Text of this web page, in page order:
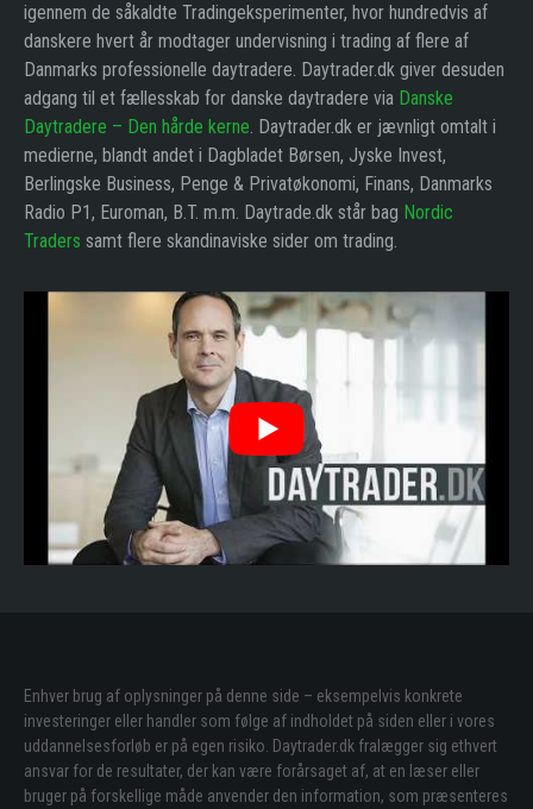
igennem de såkaldte Tradingeksperimenter, hvor hundredvis af
danskere hvert år modtager undervisning i trading af flere af
Danmarks professionelle daytradere. Daytrader.dk giver desuden
adgang til et fællesskab for danske daytradere via Danske
Daytradere – Den hårde kerne. Daytrader.dk er jævnligt omtalt i
medierne, blandt andet i Dagbladet Børsen, Jyske Invest,
Berlingske Business, Penge & Privatøkonomi, Finans, Danmarks
Radio P1, Euroman, B.T. m.m. Daytrade.dk står bag Nordic
Traders samt flere skandinaviske sider om trading.
Enhver brug af oplysninger på denne side – eksempelvis konkrete
investeringer eller handler som følge af indholdet på siden eller i vores
uddannelsesforløb er på egen risiko. Daytrader.dk fralægger sig ethvert
ansvar for de resultater, der kan være forårsaget af, at en læser eller
bruger på forskellige måde anvender den information, som præsenteres